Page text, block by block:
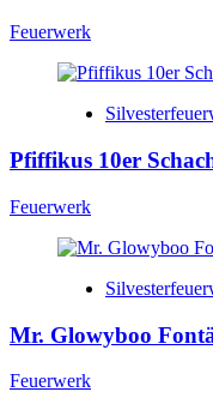
Feuerwerk
Pfiffikus 10er
Feuerwerk
Mr. Glowyboo
Feuerwerk